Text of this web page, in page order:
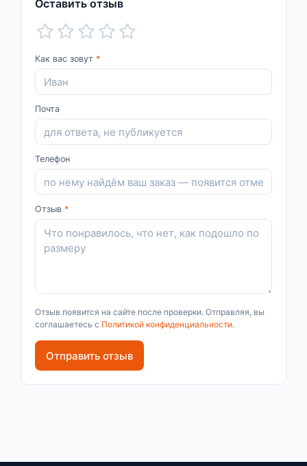
Оставить отзыв
Как вас зовут *
Почта
Телефон
Отзыв *
Отзыв появится на сайте после проверки. Отправляя, вы
соглашаетесь с Политикой конфиденциальности.
Отправить отзыв